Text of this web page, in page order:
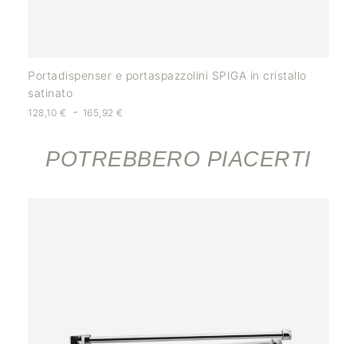
Portadispenser e portaspazzolini SPIGA in cristallo
satinato
128,10 € - 165,92€
POTREBBERO PIACERTI